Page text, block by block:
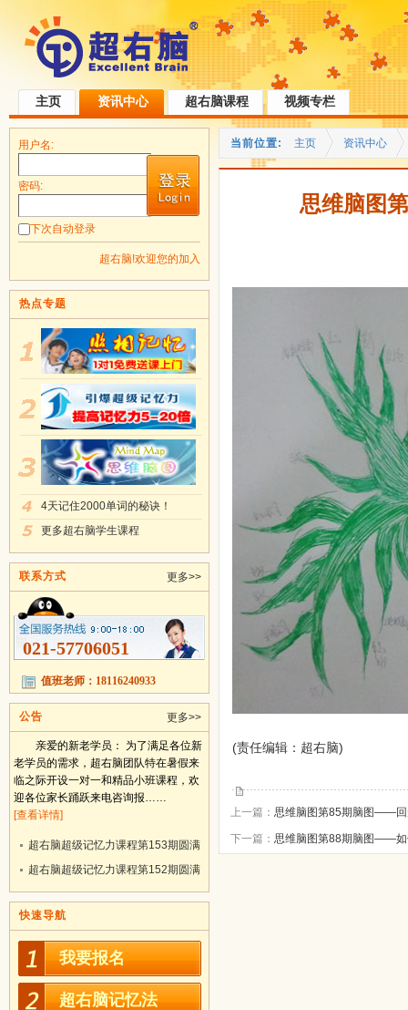
主页 资讯中心 超右脑课程 视频专栏
当前位置: 主页 资讯中心
思维脑图
(责任编辑：超右脑)
上一篇： 思维脑图第85期脑图——回
下一篇： 思维脑图第88期脑图——如
用户名:
密码:
下次自动登录
超右脑!欢迎您的加入
热点专题
4天记住2000单词的秘诀！
更多超右脑学生课程
联系方式 更多>>
021-57706051
值班老师：18116240933
公告 更多>>
亲爱的新老学员： 为了满足各位新
老学员的需求，超右脑团队特在暑假来
临之际开设一对一和精品小班课程，欢
迎各位家长踊跃来电咨询报……
[查看详情]
超右脑超级记忆力课程第153期圆满
结业！
超右脑超级记忆力课程第152期圆满
结业！
快速导航
我要报名
超右脑记忆法